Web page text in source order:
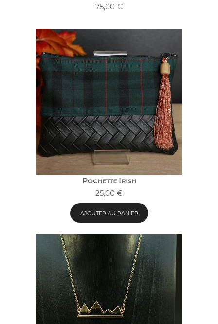
75,00 €
Pochette Irish
25,00 €
AJOUTER AU PANIER